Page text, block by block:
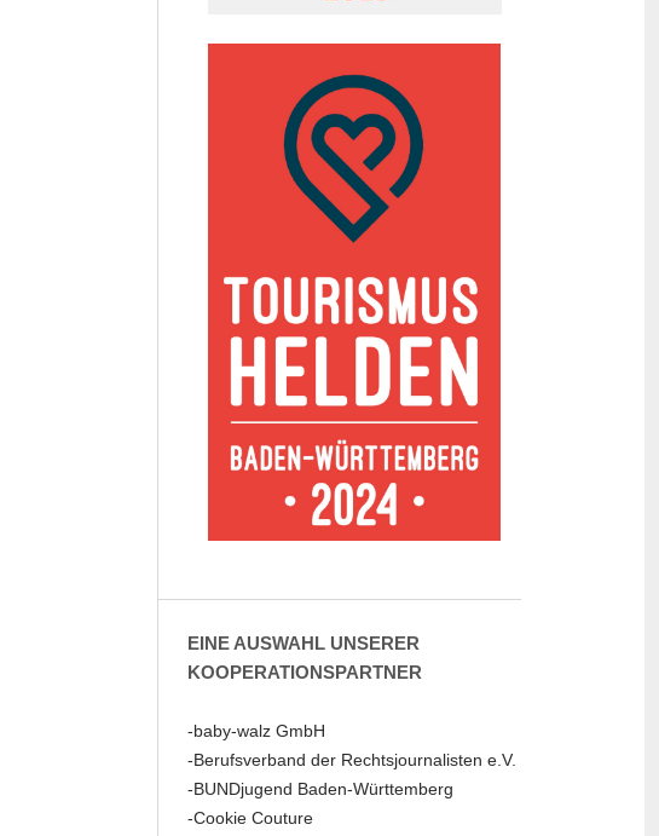
EINE AUSWAHL UNSERER
KOOPERATIONSPARTNER
-baby-walz GmbH
-Berufsverband der Rechtsjournalisten e.V.
-BUNDjugend Baden-Württemberg
-Cookie Couture